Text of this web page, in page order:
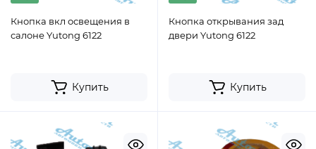
Кнопка вкл освещения в
салоне Yutong 6122
Купить
Кнопка открывания зад
двери Yutong 6122
Купить